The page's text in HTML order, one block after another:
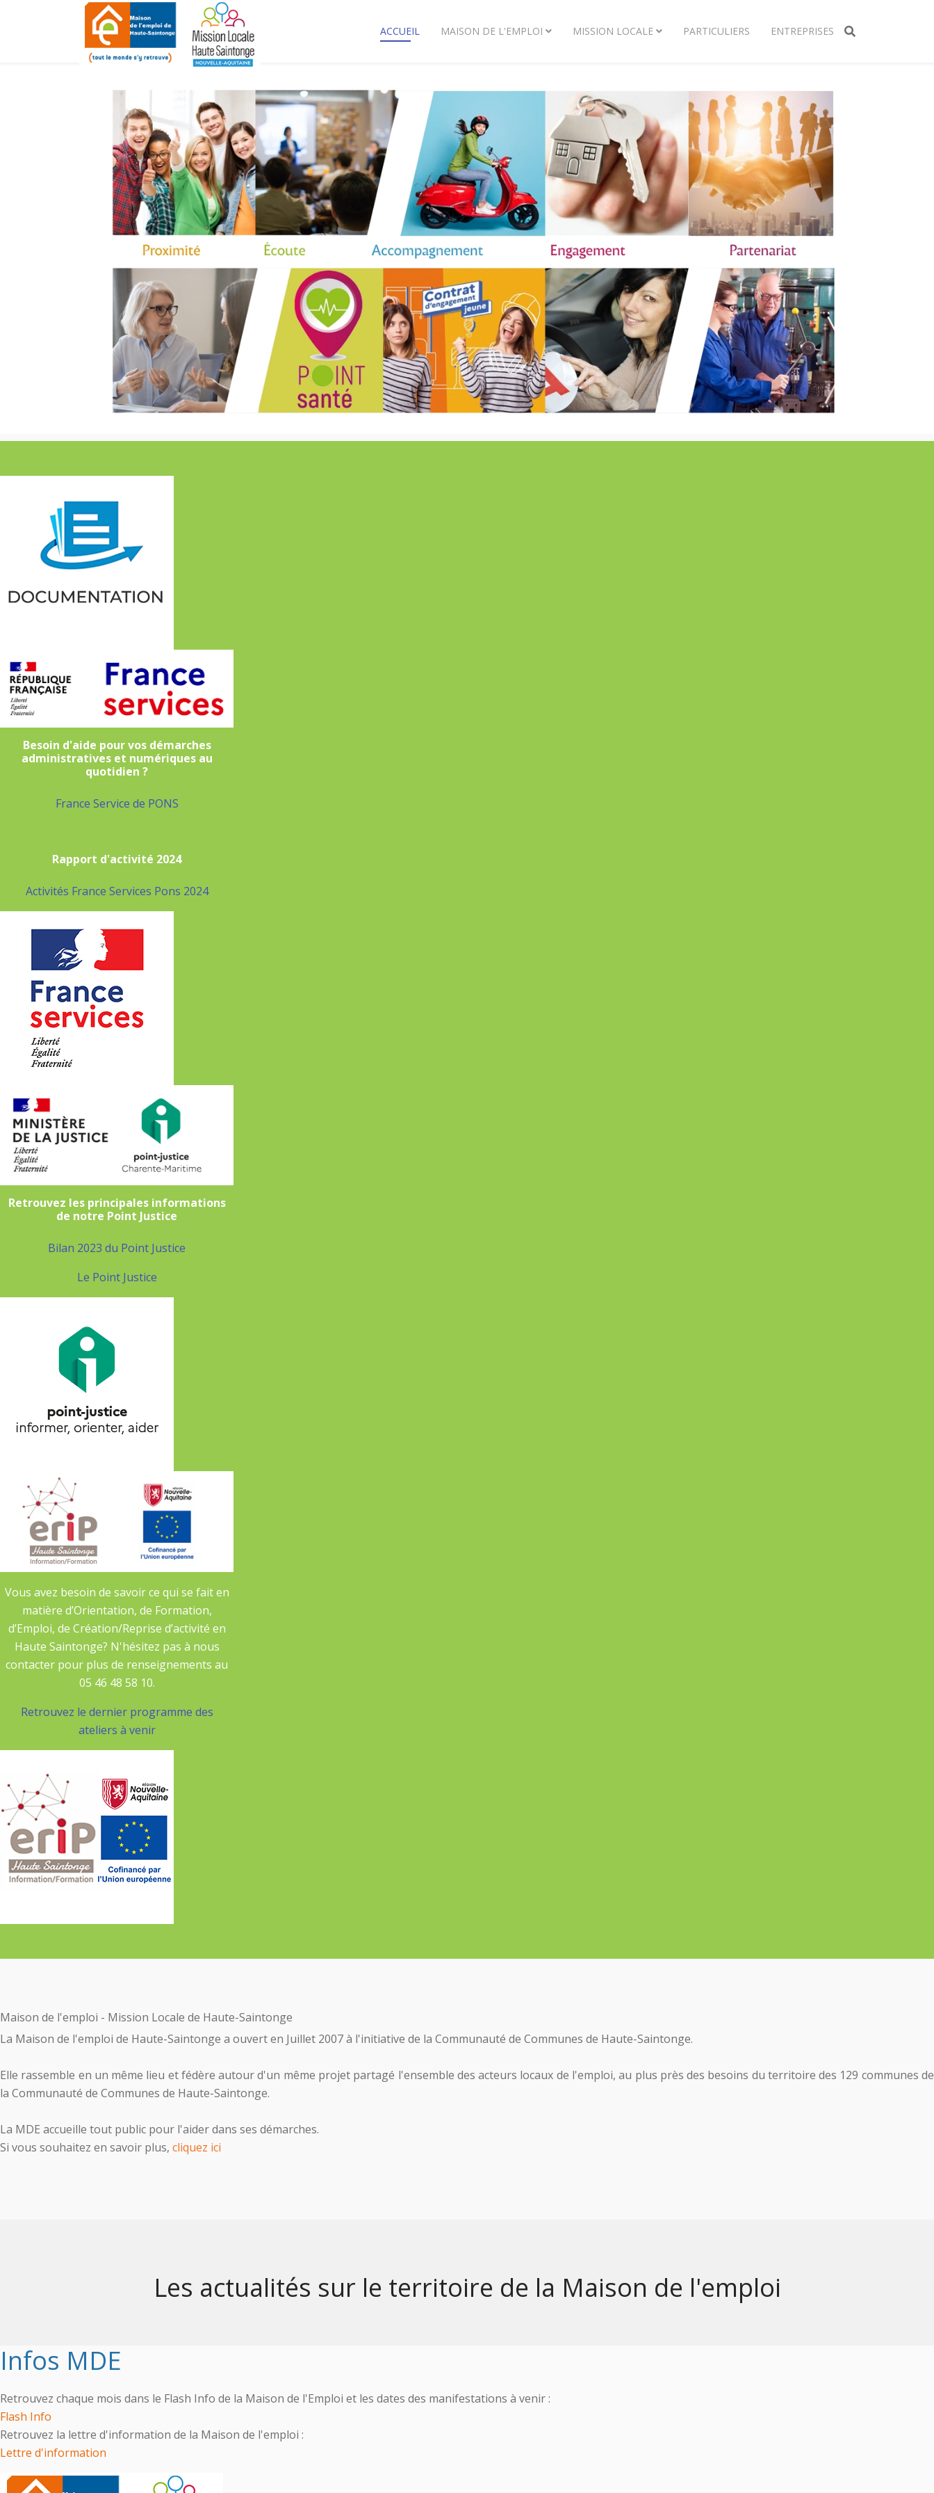
ACCUEIL MAISON DE L'EMPLOI MISSION LOCALE PARTICULIERS ENTREPRISES
Besoin d'aide pour vos démarches
administratives et numériques au
quotidien ?
France Service de PONS
Rapport d'activité 2024
Activités France Services Pons 2024
Retrouvez les principales informations
de notre Point Justice
Bilan 2023 du Point Justice
Le Point Justice
Vous avez besoin de savoir ce qui se fait en
matière d’Orientation, de Formation,
d’Emploi, de Création/Reprise d’activité en
Haute Saintonge? N'hésitez pas à nous
contacter pour plus de renseignements au
05 46 48 58 10.
Retrouvez le dernier programme des
ateliers à venir
Maison de l'emploi - Mission Locale de Haute-Saintonge
La Maison de l'emploi de Haute-Saintonge a ouvert en Juillet 2007 à l'initiative de la Communauté de Communes de Haute-Saintonge.
Elle rassemble en un même lieu et fédère autour d'un même projet partagé l'ensemble des acteurs locaux de l'emploi, au plus près des besoins du territoire des 129 communes de
la Communauté de Communes de Haute-Saintonge.
La MDE accueille tout public pour l'aider dans ses démarches.
Si vous souhaitez en savoir plus, cliquez ici
Les actualités sur le territoire de la Maison de l'emploi
Infos MDE
Retrouvez chaque mois dans le Flash Info de la Maison de l'Emploi et les dates des manifestations à venir :
Flash Info
Retrouvez la lettre d'information de la Maison de l'emploi :
Lettre d'information